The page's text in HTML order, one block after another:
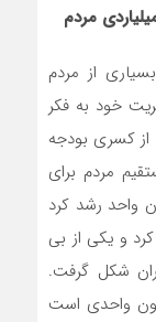
مردم
از مردم
خود به فکر
کسری بودجه
مردم برای
شاخص بورس تا 2 میلیون واحد رشد کرد
و یکی از بی
شکل گرفت.
بورس در محدود 1.1 میلیون واحدی است